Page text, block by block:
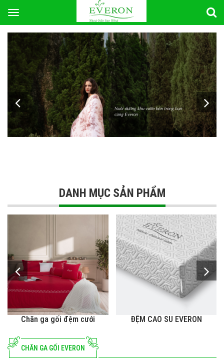
Toggle
navigation
DANH MỤC SẢN PHẨM
Chăn ga gối đệm cưới ĐỆM CAO SU EVERON
CHĂN GA GỐI EVERON